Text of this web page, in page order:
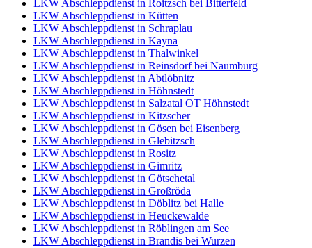
LKW Abschleppdienst in Roitzsch bei Bitterfeld
LKW Abschleppdienst in Kütten
LKW Abschleppdienst in Schraplau
LKW Abschleppdienst in Kayna
LKW Abschleppdienst in Thalwinkel
LKW Abschleppdienst in Reinsdorf bei Naumburg
LKW Abschleppdienst in Abtlöbnitz
LKW Abschleppdienst in Höhnstedt
LKW Abschleppdienst in Salzatal OT Höhnstedt
LKW Abschleppdienst in Kitzscher
LKW Abschleppdienst in Gösen bei Eisenberg
LKW Abschleppdienst in Glebitzsch
LKW Abschleppdienst in Rositz
LKW Abschleppdienst in Gimritz
LKW Abschleppdienst in Götschetal
LKW Abschleppdienst in Großröda
LKW Abschleppdienst in Döblitz bei Halle
LKW Abschleppdienst in Heuckewalde
LKW Abschleppdienst in Röblingen am See
LKW Abschleppdienst in Brandis bei Wurzen